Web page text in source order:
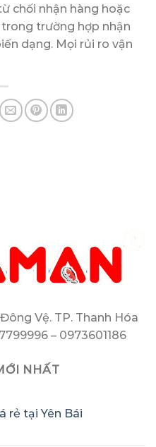
chối nhận hàng hoặc
trường hợp nhận
dạng. Mọi rủi ro vận
Vệ. TP. Thanh Hóa
– 0973601186
NHẤT
rẻ tại Yên Bái